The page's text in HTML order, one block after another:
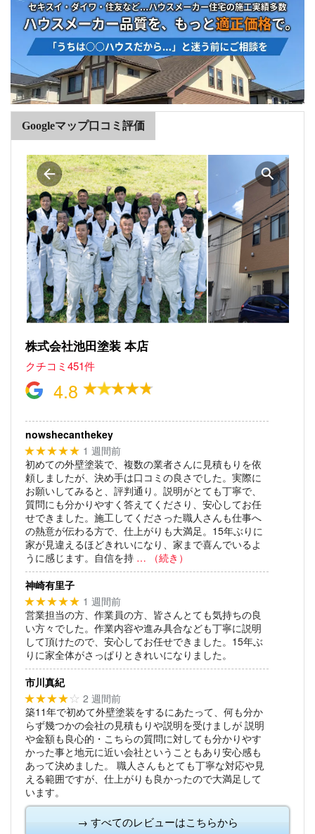
Googleマップ口コミ評価
株式会社池田塗装 本店
クチコミ451件
4.8
nowshecanthekey
★★★★★ 1 週間前
初めての外壁塗装で、複数の業者さんに見積もりを依
頼しましたが、決め手は口コミの良さでした。実際に
お願いしてみると、評判通り。説明がとても丁寧で、
質問にも分かりやすく答えてくださり、安心してお任
せできました。施工してくださった職人さんも仕事へ
の熱意が伝わる方で、仕上がりも大満足。15年ぶりに
家が見違えるほどきれいになり、家まで喜んでいるよ
うに感じます。自信を持 … （続き）
神崎有里子
★★★★★ 1 週間前
営業担当の方、作業員の方、皆さんとても気持ちの良
い方々でした。作業内容や進み具合なども丁寧に説明
して頂けたので、安心してお任せできました。15年ぶ
りに家全体がさっぱりときれいになりました。
市川真紀
★★★★☆ 2 週間前
築11年で初めて外壁塗装をするにあたって、何も分か
らず幾つかの会社の見積もりや説明を受けましが 説明
や金額も良心的・こちらの質問に対しても分かりやす
かった事と地元に近い会社ということもあり安心感も
あって決めました。
職人さんもとても丁寧な対応や見
える範囲ですが、仕上がりも良かったので大満足して
います。
→ すべてのレビューはこちらから